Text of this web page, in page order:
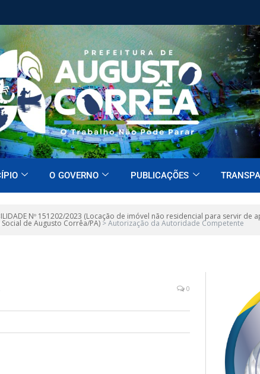
O GOVERNO PUBLICAÇÕES
Nº 151202/2023 (Locação de imóvel não residencial para servir
de Augusto Corrêa/PA) >Autorização da Autoridade Competente
0